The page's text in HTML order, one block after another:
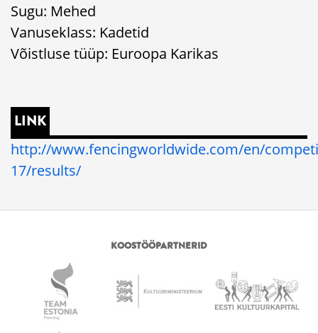
Sugu: Mehed
Vanuseklass: Kadetid
Võistluse tüüp: Euroopa Karikas
LINK
http://www.fencingworldwide.com/en/
17/results/
KOOSTÖÖPARTNERID